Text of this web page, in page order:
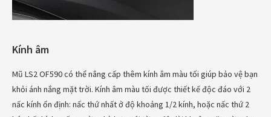
Kính âm
Mũ LS2 OF590 có thể nâng cấp thêm kính âm màu tối giúp bảo vệ bạn
khỏi ánh nắng mặt trời. Kính âm màu tối được thiết kế độc đáo với 2
nấc kính ổn định: nấc thứ nhất ở độ khoảng 1/2 kính, hoặc nấc thứ 2